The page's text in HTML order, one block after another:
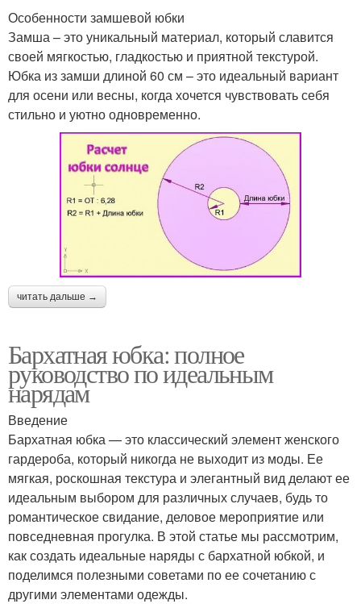
Особенности замшевой юбки
Замша – это уникальный материал, который славится
своей мягкостью, гладкостью и приятной текстурой.
Юбка из замши длиной 60 см – это идеальный вариант
для осени или весны, когда хочется чувствовать себя
стильно и уютно одновременно.
читать дальше →
Бархатная юбка: полное
руководство по идеальным
нарядам
Введение
Бархатная юбка — это классический элемент женского
гардероба, который никогда не выходит из моды. Ее
мягкая, роскошная текстура и элегантный вид делают ее
идеальным выбором для различных случаев, будь то
романтическое свидание, деловое мероприятие или
повседневная прогулка. В этой статье мы рассмотрим,
как создать идеальные наряды с бархатной юбкой, и
поделимся полезными советами по ее сочетанию с
другими элементами одежды.